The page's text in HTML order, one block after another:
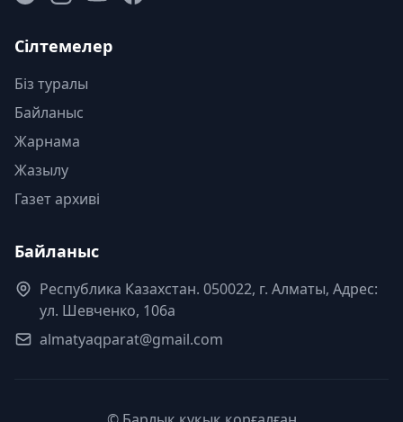
Сілтемелер
Біз туралы
Байланыс
Жарнама
Жазылу
Газет архиві
Байланыс
Республика Казахстан. 050022, г. Алматы, Адрес:
ул. Шевченко, 106а
almatyaqparat@gmail.com